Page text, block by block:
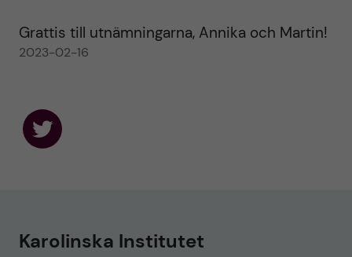
Grattis till utnämningarna, Annika och Martin!
2023-02-16
F
s
Karolinska Institutet